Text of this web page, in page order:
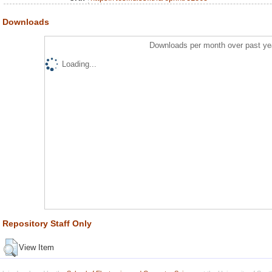
Downloads
Downloads per month over past
Loading...
Repository Staff Only
View Item